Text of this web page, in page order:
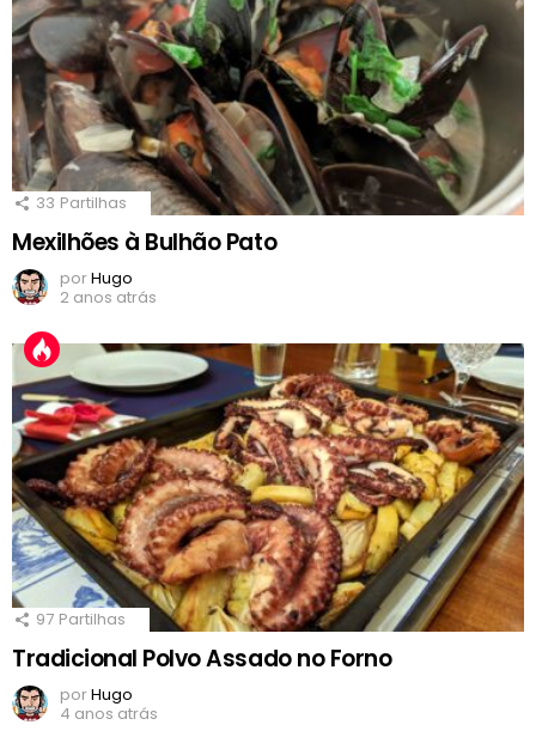
33 Partilhas
Mexilhões à Bulhão Pato
porHugo
2 anos atrás
97 Partilhas
Tradicional Polvo Assado no Forno
porHugo
4 anos atrás